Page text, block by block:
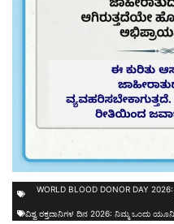
WORLD BLOOD DONOR DAY
ವಿಶ್ವ ರಕ್ತದಾನಿಗಳ ದಿನ 2026: ನಿಮ್ಮ ಒಂದು